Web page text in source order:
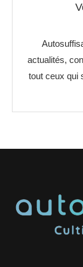
actualités,
tout ceux qui